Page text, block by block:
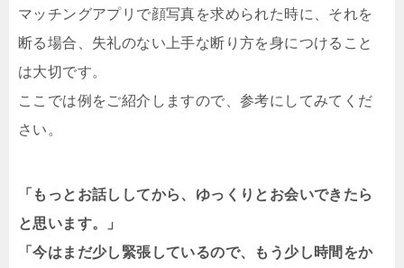
マッチングアプリで顔写真を求められた時に、それを
断る場合、失礼のない上手な断り方を身につけること
は大切です。
ここでは例をご紹介しますので、参考にしてみてくだ
さい。
「もっとお話ししてから、ゆっくりとお会いできたら
と思います。」
「今はまだ少し緊張しているので、もう少し時間をか